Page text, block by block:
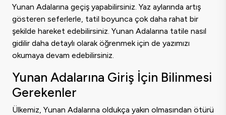
Yunan Adalarına geçiş yapabilirsiniz. Yaz aylarında artış
gösteren seferlerle, tatil boyunca çok daha rahat bir
şekilde hareket edebilirsiniz. Yunan Adalarına tatile nasıl
gidilir daha detaylı olarak öğrenmek için de yazımızı
okumaya devam edebilirsiniz.
Yunan Adalarına Giriş İçin Bilinmesi
Gerekenler
Ülkemiz, Yunan Adalarına oldukça yakın olmasından ötürü